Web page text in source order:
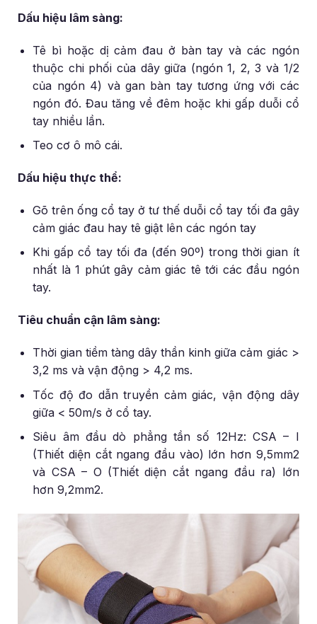
Dấu hiệu lâm sàng:
Tê bì hoặc dị cảm đau ở bàn tay và các ngón
thuộc chi phối của dây giữa (ngón 1, 2, 3 và 1/2
của ngón 4) và gan bàn tay tương ứng với các
ngón đó. Đau tăng về đêm hoặc khi gấp duỗi cổ
tay nhiều lần.
Teo cơ ô mô cái.
Dấu hiệu thực thể:
Gõ trên ống cổ tay ở tư thế duỗi cổ tay tối đa gây
cảm giác đau hay tê giật lên các ngón tay
Khi gấp cổ tay tối đa (đến 90º) trong thời gian ít
nhất là 1 phút gây cảm giác tê tới các đầu ngón
tay.
Tiêu chuẩn cận lâm sàng:
Thời gian tiềm tàng dây thần kinh giữa cảm giác >
3,2 ms và vận động > 4,2 ms.
Tốc độ đo dẫn truyền cảm giác, vận động dây
giữa < 50m/s ở cổ tay.
Siêu âm đầu dò phẳng tần số 12Hz: CSA – I
(Thiết diện cắt ngang đầu vào) lớn hơn 9,5mm2
và CSA – O (Thiết diện cắt ngang đầu ra) lớn
hơn 9,2mm2.